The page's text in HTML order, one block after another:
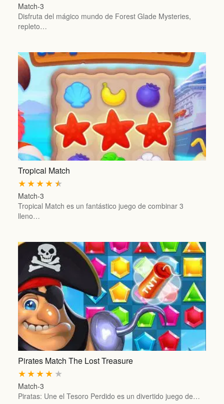
Match-3
Disfruta del mágico mundo de Forest Glade Mysteries,
repleto…
Tropical Match
★
★
★
★
★
Match-3
Tropical Match es un fantástico juego de combinar 3
lleno…
Pirates Match The Lost Treasure
★
★
★
★
★
Match-3
Piratas: Une el Tesoro Perdido es un divertido juego de…